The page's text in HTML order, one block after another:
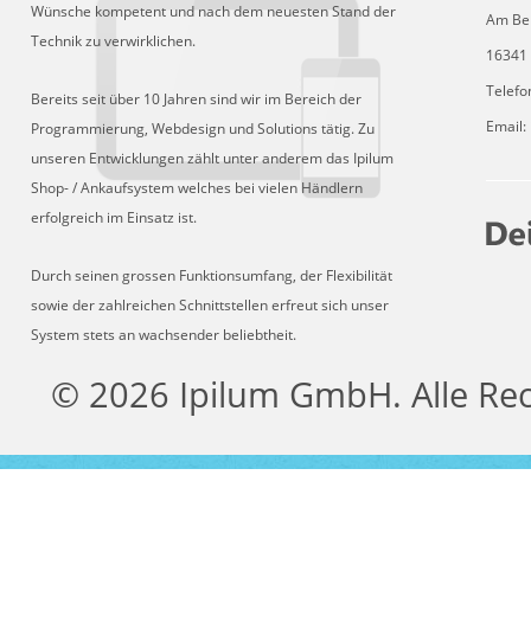
Wünsche kompetent und nach dem neuesten Stand der
Technik zu verwirklichen.
Bereits seit über 10 Jahren sind wir im Bereich der
Programmierung, Webdesign und Solutions tätig. Zu
unseren Entwicklungen zählt unter anderem das Ipilum
Shop- / Ankaufsystem welches bei vielen Händlern
erfolgreich im Einsatz ist.
Durch seinen grossen Funktionsumfang, der Flexibilität
sowie der zahlreichen Schnittstellen erfreut sich unser
System stets an wachsender beliebtheit.
Am
© 2026 Ipilum GmbH. Alle